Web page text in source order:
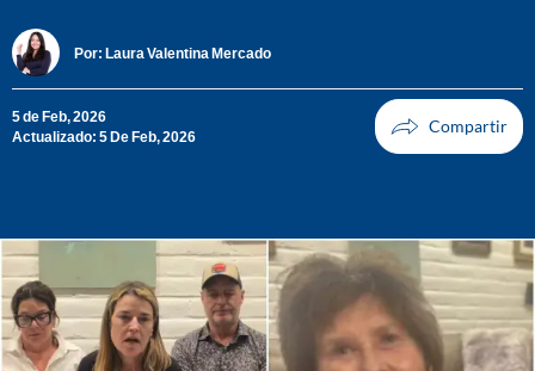
Por: Laura Valentina Mercado
5 de Feb, 2026
Actualizado: 5 De Feb, 2026